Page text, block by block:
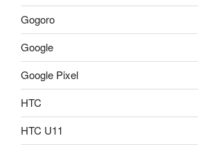
Gogoro
Google
Google Pixel
HTC
HTC U11